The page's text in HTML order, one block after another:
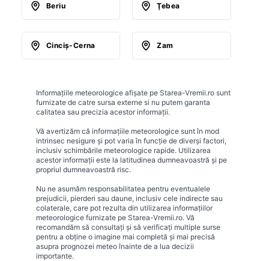
Beriu Ţebea
Cinciş-Cerna Zam
Informațiile meteorologice afișate pe Starea-Vremii.ro sunt
furnizate de catre sursa externe si nu putem garanta
calitatea sau precizia acestor informații.
Vă avertizăm că informațiile meteorologice sunt în mod
intrinsec nesigure și pot varia în funcție de diverși factori,
inclusiv schimbările meteorologice rapide. Utilizarea
acestor informații este la latitudinea dumneavoastră și pe
propriul dumneavoastră risc.
Nu ne asumăm responsabilitatea pentru eventualele
prejudicii, pierderi sau daune, inclusiv cele indirecte sau
colaterale, care pot rezulta din utilizarea informațiilor
meteorologice furnizate pe Starea-Vremii.ro. Vă
recomandăm să consultați și să verificați multiple surse
pentru a obține o imagine mai completă și mai precisă
asupra prognozei meteo înainte de a lua decizii
importante.